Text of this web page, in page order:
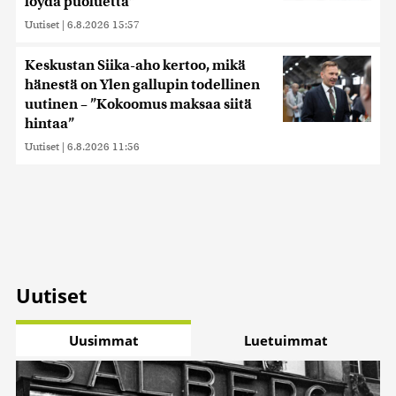
Uutiset | 6.8.2026 15:57
Keskustan Siika-aho kertoo, mikä
hänestä on Ylen gallupin todellinen
uutinen – ”Kokoomus maksaa siitä
hintaa”
Uutiset | 6.8.2026 11:56
Uutiset
Uusimmat Luetuimmat